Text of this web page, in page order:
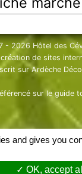
- 2026 Hôtel des
création de sites
sur Ardèche
sur le guide
and gives you
OK, accept all